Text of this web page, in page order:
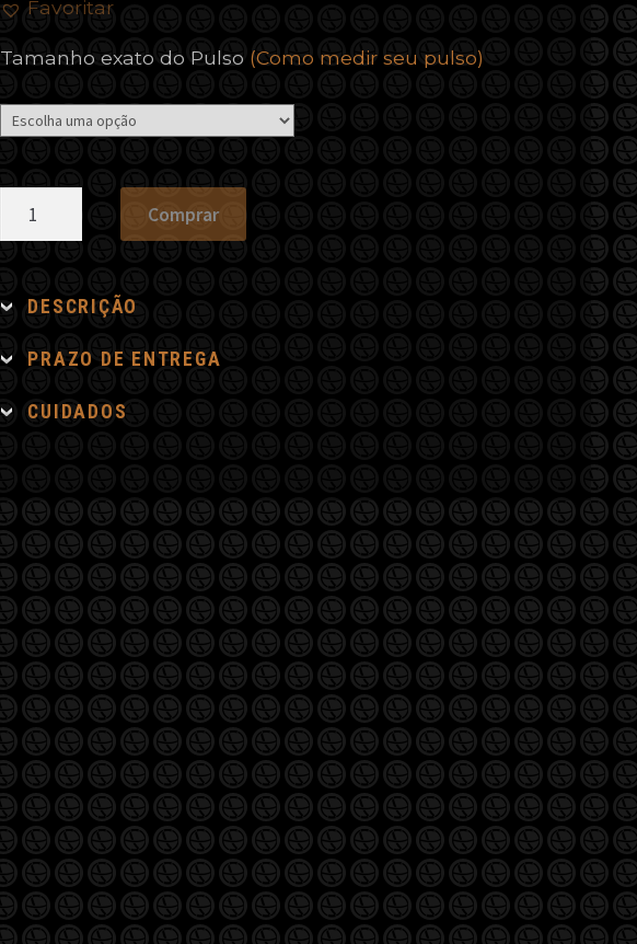
Favoritar
Tamanho exato do Pulso (Como medir seu pulso)
Retangular
quantidade
Comprar
DESCRIÇÃO
PRAZO DE ENTREGA
CUIDADOS